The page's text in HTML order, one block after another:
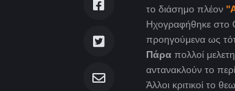
το διάσημο πλέον
Ηχογραφήθηκε στο
προηγούμενα ως
Πάρα πολλοί
αντανακλούν το
Άλλοι κριτικοί το